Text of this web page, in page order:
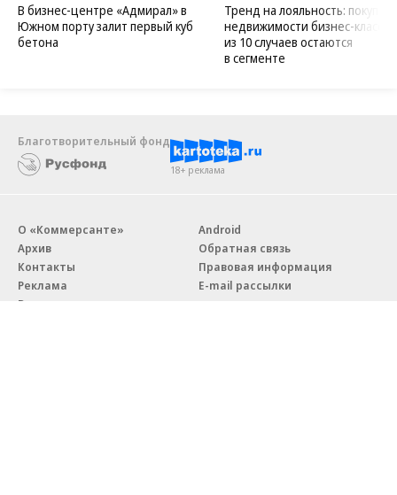
В бизнес-центре «Адмирал» в
Южном порту залит первый куб
бетона
Тренд на лояльность:
недвижимости бизнес-класса
из 10 случаев остаются
в сегменте
Благотворительный фонд
18+ реклама
О «Коммерсанте»
Архив
Контакты
Реклама
Вакансии
Android
Обратная связь
Правовая информация
E-mail рассылки